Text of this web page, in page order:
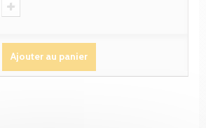
Ajouter au panier